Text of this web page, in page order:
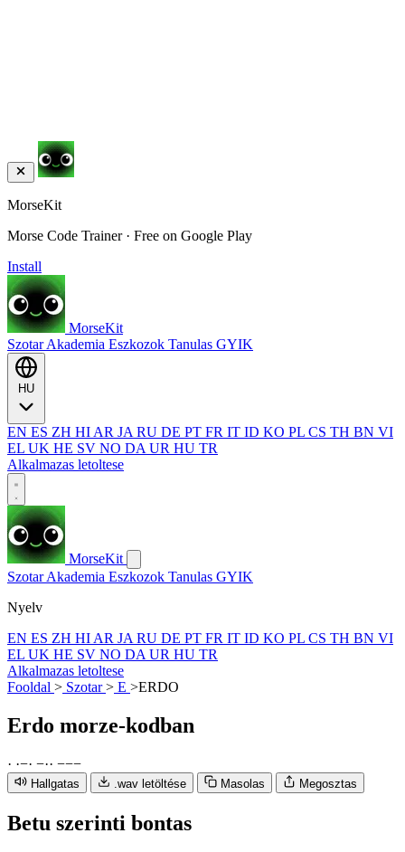
MorseKit
Morse Code Trainer · Free on Google Play
Install
MorseKit
SzotarAkademia Eszkozok Tanulas GYIK
EN ES ZH HI AR JA RU DE PT FR IT ID KO PL CS TH BN VI
EL UK HE SV NO DA UR HU TR
Alkalmazas letoltese
MorseKit
SzotarAkademia Eszkozok Tanulas GYIK
Nyelv
EN ES ZH HI AR JA RU DE PT FR IT ID KO PL CS TH BN VI
EL UK HE SV NO DA UR HU TR
Alkalmazas letoltese
Fooldal > Szotar> E >ERDO
Erdo morze-kodban
· ·−· −·· −−−
Hallgatas .wav letöltése Masolas Megosztas
Betu szerinti bontas